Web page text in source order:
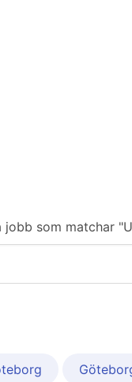
som matchar